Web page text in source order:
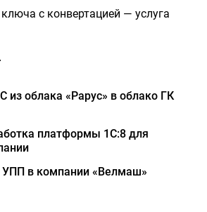
с конвертацией — услуга
из облака «Рарус» в облако ГК
платформы 1С:8 для
УПП в компании «Велмаш»